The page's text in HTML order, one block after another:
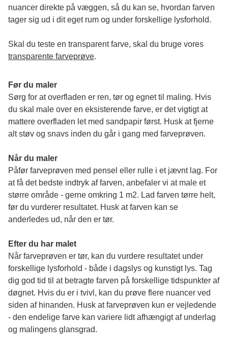
nuancer direkte på væggen, så du kan se, hvordan farven
tager sig ud i dit eget rum og under forskellige lysforhold.
transparente farveprøve.
Før du maler
Sørg for at overfladen er ren, tør og egnet til maling. Hvis
du skal male over en eksisterende farve, er det vigtigt at
mattere overfladen let med sandpapir først. Husk at fjerne
alt støv og snavs inden du går i gang med farveprøven.
Når du maler
Påfør farveprøven med pensel eller rulle i et jævnt lag. For
at få det bedste indtryk af farven, anbefaler vi at male et
større område - gerne omkring 1 m2. Lad farven tørre helt,
før du vurderer resultatet. Husk at farven kan se
anderledes ud, når den er tør.
Efter du har malet
Når farveprøven er tør, kan du vurdere resultatet under
forskellige lysforhold - både i dagslys og kunstigt lys. Tag
dig god tid til at betragte farven på forskellige tidspunkter af
døgnet. Hvis du er i tvivl, kan du prøve flere nuancer ved
siden af hinanden. Husk at farveprøven kun er vejledende
- den endelige farve kan variere lidt afhængigt af underlag
og malingens glansgrad.